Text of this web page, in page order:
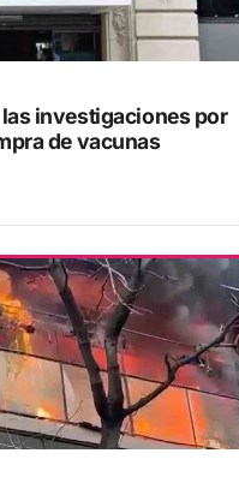
investigaciones por
de vacunas